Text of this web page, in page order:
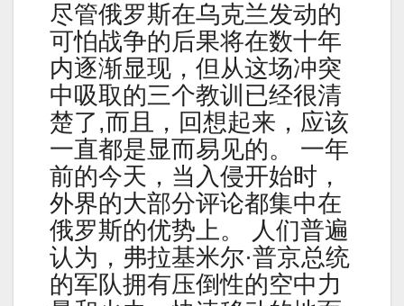
尽管俄罗斯在乌克兰发动的
可怕战争的后果将在数十年
内逐渐显现，但从这场冲突
中吸取的三个教训已经很清
楚了,而且，回想起来，应该
一直都是显而易见的。 一年
前的今天，当入侵开始时，
外界的大部分评论都集中在
俄罗斯的优势上。 人们普遍
认为，弗拉基米尔·普京总统
的军队拥有压倒性的空中力